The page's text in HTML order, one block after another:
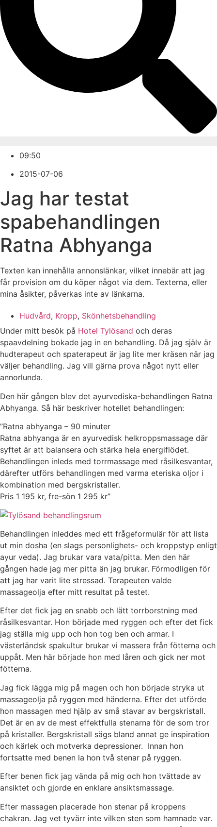
09:50
2015-07-06
Jag har testat
spabehandlingen
Ratna Abhyanga
Texten kan innehålla annonslänkar, vilket innebär att jag
får provision om du köper något via dem. Texterna, eller
mina åsikter, påverkas inte av länkarna.
Hudvård, Kropp, Skönhetsbehandling
Under mitt besök på Hotel Tylösand och deras
spaavdelning bokade jag in en behandling. Då jag själv är
hudterapeut och spaterapeut är jag lite mer kräsen när jag
väljer behandling. Jag vill gärna prova något nytt eller
annorlunda.
Den här gången blev det ayurvediska-behandlingen Ratna
Abhyanga. Så här beskriver hotellet behandlingen:
”Ratna abhyanga – 90 minuter
Ratna abhyanga är en ayurvedisk helkroppsmassage där
syftet är att balansera och stärka hela energiflödet.
Behandlingen inleds med torrmassage med råsilkesvantar,
därefter utförs behandlingen med varma eteriska oljor i
kombination med bergskristaller.
Pris 1 195 kr, fre-sön 1 295 kr”
Behandlingen inleddes med ett frågeformulär för att lista
ut min dosha (en slags personlighets- och kroppstyp enligt
ayur veda). Jag brukar vara vata/pitta. Men den här
gången hade jag mer pitta än jag brukar. Förmodligen för
att jag har varit lite stressad. Terapeuten valde
massageolja efter mitt resultat på testet.
Efter det fick jag en snabb och lätt torrborstning med
råsilkesvantar. Hon började med ryggen och efter det fick
jag ställa mig upp och hon tog ben och armar. I
västerländsk spakultur brukar vi massera från fötterna och
uppåt. Men här började hon med låren och gick ner mot
fötterna.
Jag fick lägga mig på magen och hon började stryka ut
massageolja på ryggen med händerna. Efter det utförde
hon massagen med hjälp av små stavar av bergskristall.
Det är en av de mest effektfulla stenarna för de som tror
på kristaller. Bergskristall sägs bland annat ge inspiration
och kärlek och motverka depressioner. Innan hon
fortsatte med benen la hon två stenar på ryggen.
Efter benen fick jag vända på mig och hon tvättade av
ansiktet och gjorde en enklare ansiktsmassage.
Efter massagen placerade hon stenar på kroppens
chakran. Jag vet tyvärr inte vilken sten som hamnade var.